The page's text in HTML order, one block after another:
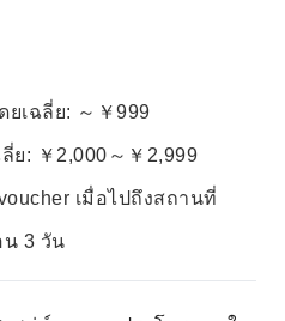
เฉลี่ย: ～￥999
ย: ￥2,000～￥2,999
เมื่อไปถึงสถานที่
น 3 วัน